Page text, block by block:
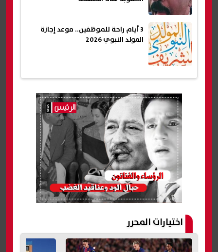
3 أيام راحة للموظفين.. موعد إجازة
المولد النبوي 2026
اختيارات المحرر